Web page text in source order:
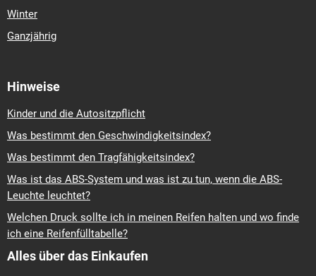
Winter
Ganzjährig
Hinweise
Kinder und die Autositzpflicht
Was bestimmt den Geschwindigkeitsindex?
Was bestimmt den Tragfähigkeitsindex?
Was ist das ABS-System und was ist zu tun, wenn die ABS-
Leuchte leuchtet?
Welchen Druck sollte ich in meinen Reifen halten und wo finde
ich eine Reifenfülltabelle?
Alles über das Einkaufen